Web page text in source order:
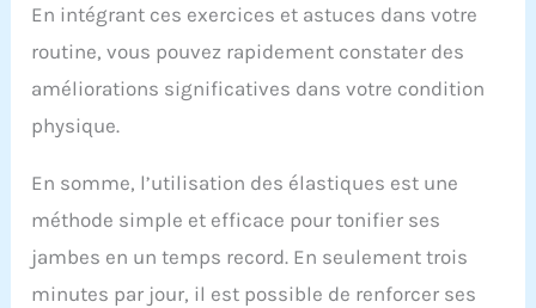
En intégrant ces exercices et astuces dans votre
routine, vous pouvez rapidement constater des
améliorations significatives dans votre condition
physique.
En somme, l’utilisation des élastiques est une
méthode simple et efficace pour tonifier ses
jambes en un temps record. En seulement trois
minutes par jour, il est possible de renforcer ses